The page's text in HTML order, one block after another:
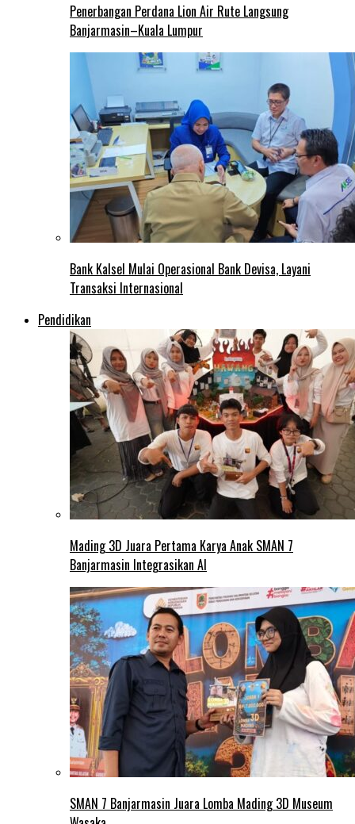
Penerbangan Perdana Lion Air Rute Langsung
Banjarmasin–Kuala Lumpur
Bank Kalsel Mulai Operasional Bank Devisa, Layani
Transaksi Internasional
Pendidikan
Mading 3D Juara Pertama Karya Anak SMAN 7
Banjarmasin Integrasikan AI
SMAN 7 Banjarmasin Juara Lomba Mading 3D Museum